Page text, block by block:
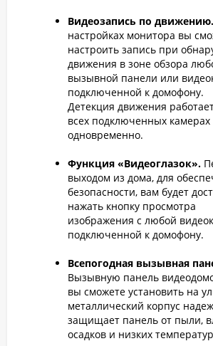
Видеозапись по движению.
настройках монитора вы
настроить запись при
движения в зоне обзора
вызывной панели или
подключенной к домофону.
Детекция движения
всех подключенных камерах
одновременно.
Функция «Видеоглазок».
выходом из дома, для
безопасности, вам будет
нажать кнопку просмотра
изображения с любой
подключенной к домофону.
Всепогодная вызывная
Вызывную панель
вы сможете установить на
металлический корпус
защищает панель от пыли,
осадков и низких